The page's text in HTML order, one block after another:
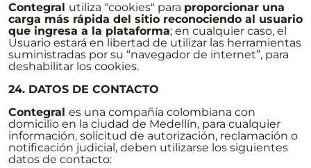
Contegral utiliza "cookies" para proporcionar una
carga más rápida del sitio reconociendo al usuario
que ingresa a la plataforma; en cualquier caso, el
Usuario estará en libertad de utilizar las herramientas
suministradas por su “navegador de internet”, para
deshabilitar los cookies.
24. DATOS DE CONTACTO
Contegral es una compañía colombiana con
domicilio en la ciudad de Medellín, para cualquier
información, solicitud de autorización, reclamación o
notificación judicial, deben utilizarse los siguientes
datos de contacto: